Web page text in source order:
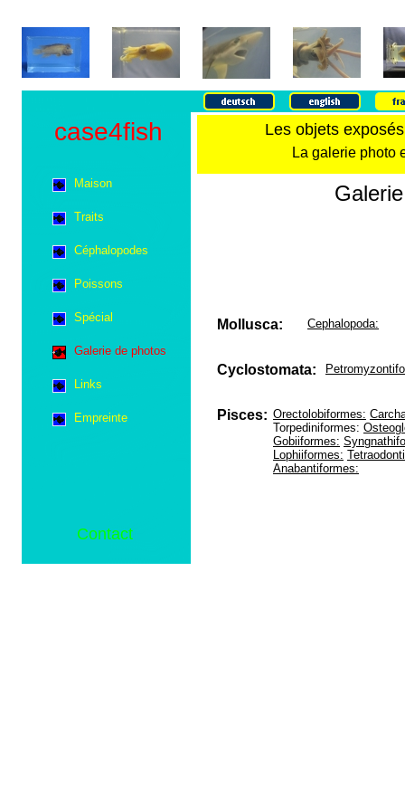
Les objets
La galerie photo
case4fish
Mollusca: Cephalopoda:
Cyclostomata:
Pisces: Orectolobiformes:
Torpediniformes:
Gobiiformes:
Lophiiformes:
Anabantiformes:
Maison
Traits
Céphalopodes
Poissons
Spécial
Galerie de photos
Links
Empreinte
Contact